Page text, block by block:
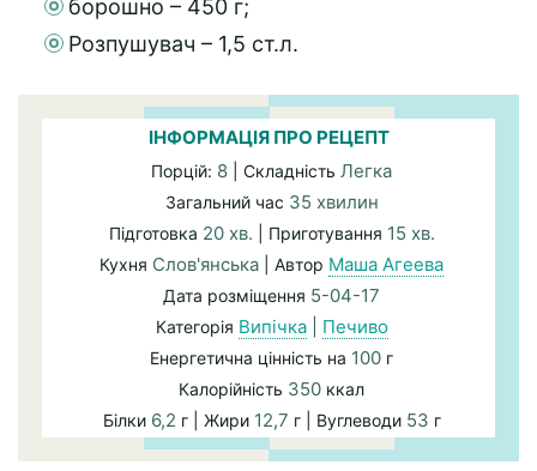
борошно – 450 г;
Розпушувач – 1,5 ст.л.
ІНФОРМАЦІЯ ПРО РЕЦЕПТ
Порцій: 8 | Складність Легка
Загальний час 35 хвилин
Підготовка 20 хв. | Приготування 15 хв.
Кухня Слов'янська | Автор Маша Агеева
Дата розміщення 5-04-17
Категорія Випічка| Печиво
Енергетична цінність на 100 г
Калорійність 350 ккал
Білки 6,2 г | Жири 12,7 г | Вуглеводи 53 г